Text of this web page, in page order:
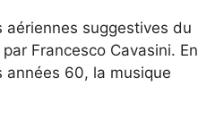
suggestives du
Francesco Cavasini. En
60, la musique